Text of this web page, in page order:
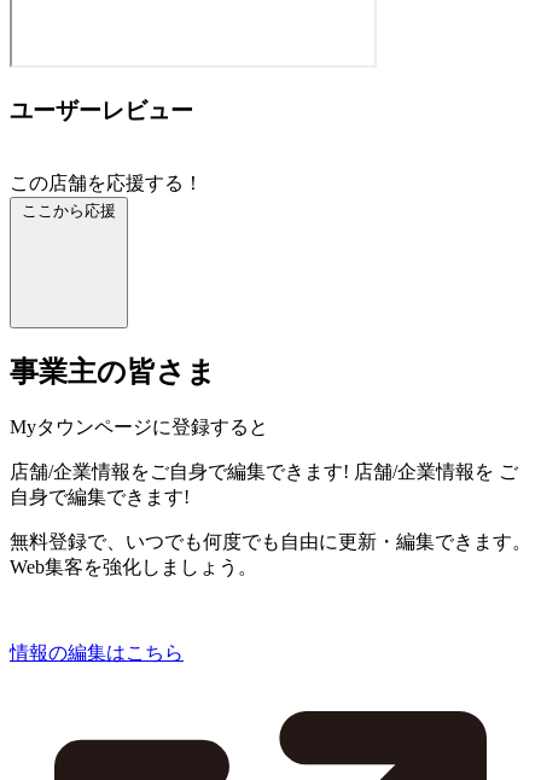
ユーザーレビュー
この店舗を応援する！
ここから応援
事業主の皆さま
Myタウンページに登録すると
店舗/企業情報をご自身で編集できます! 店舗/企業情報を ご
自身で編集できます!
無料登録で、いつでも何度でも自由に更新・編集できます。
Web集客を強化しましょう。
情報の編集はこちら